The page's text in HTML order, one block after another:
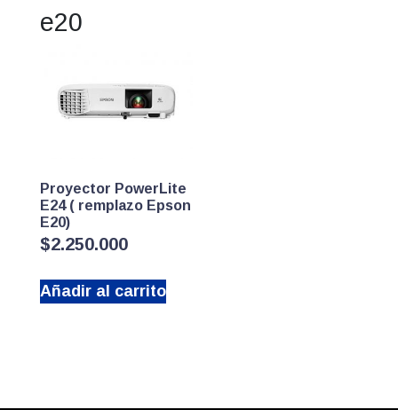
e20
Proyector PowerLite
E24 ( remplazo Epson
E20)
$2.250.000
Añadir al carrito